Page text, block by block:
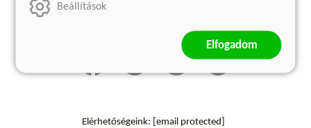
Szállítási információk
Elérhetőségeink: [email protected]
Beállítások
Elfogadom